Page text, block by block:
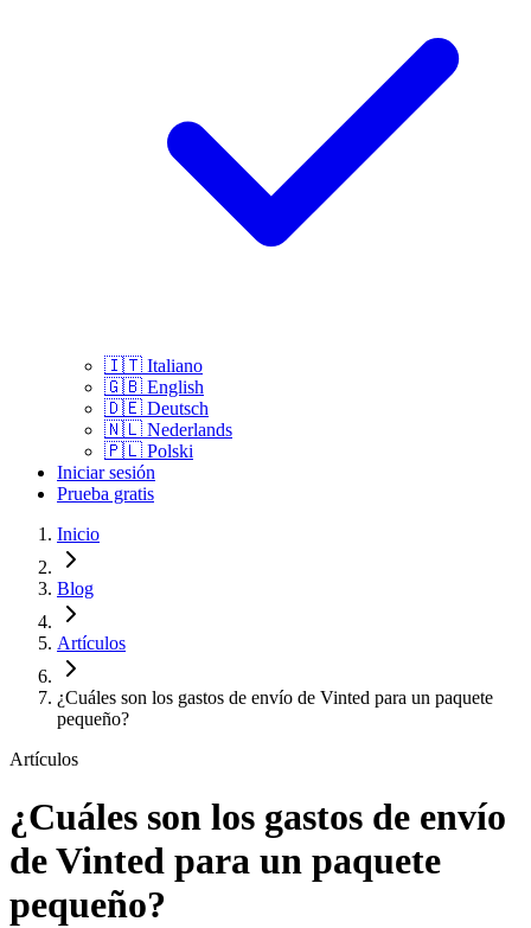
🇮🇹 Italiano
🇬🇧 English
🇩🇪 Deutsch
🇳🇱 Nederlands
🇵🇱 Polski
Iniciar sesión
Prueba gratis
Inicio
Blog
Artículos
¿Cuáles son los gastos de envío de Vinted para un paquete
pequeño?
Artículos
¿Cuáles son los gastos de envío
de Vinted para un paquete
pequeño?